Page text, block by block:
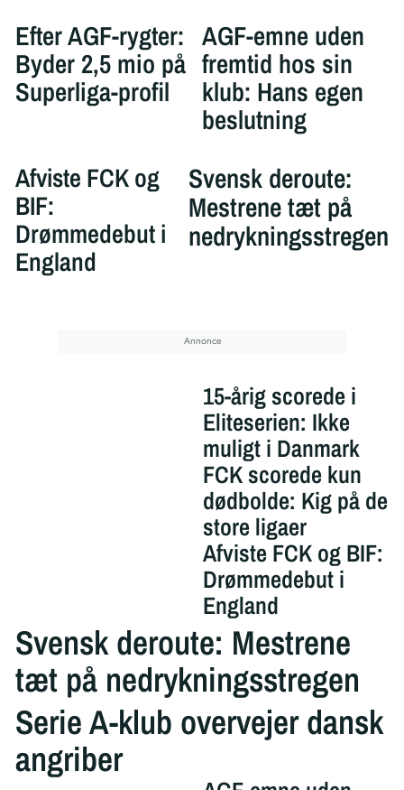
Efter AGF-rygter:
Byder 2,5 mio på
Superliga-profil
AGF-emne uden
fremtid hos sin
klub: Hans egen
beslutning
Afviste FCK og
BIF:
Drømmedebut i
England
Svensk deroute:
Mestrene tæt på
nedrykningsstregen
15-årig scorede i
Eliteserien: Ikke
muligt i Danmark
FCK scorede kun
dødbolde: Kig på de
store ligaer
Afviste FCK og BIF:
Drømmedebut i
England
Svensk deroute: Mestrene
tæt på nedrykningsstregen
Serie A-klub overvejer dansk
angriber